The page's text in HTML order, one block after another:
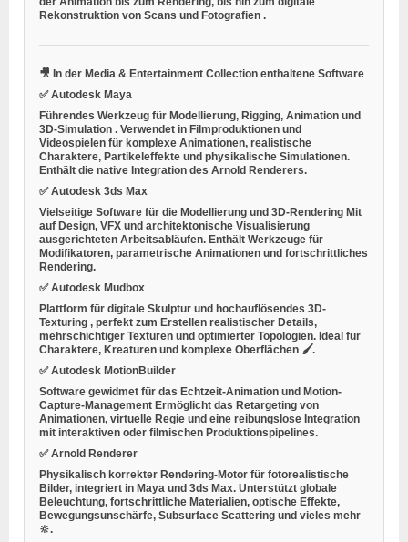
Rekonstruktion von Scans und Fotografien .
🎥 In der Media & Entertainment Collection enthaltene Software
✅Autodesk Maya
Führendes Werkzeug für Modellierung, Rigging, Animation und
3D-Simulation . Verwendet in Filmproduktionen und
Videospielen für komplexe Animationen, realistische
Charaktere, Partikeleffekte und physikalische Simulationen.
Enthält die native Integration des Arnold Renderers.
✅Autodesk 3ds Max
Vielseitige Software für die Modellierung und 3D-Rendering Mit
auf Design, VFX und architektonische Visualisierung
ausgerichteten Arbeitsabläufen. Enthält Werkzeuge für
Modifikatoren, parametrische Animationen und fortschrittliches
Rendering.
✅Autodesk Mudbox
Plattform für digitale Skulptur und hochauflösendes 3D-
Texturing , perfekt zum Erstellen realistischer Details,
mehrschichtiger Texturen und optimierter Topologien. Ideal für
Charaktere, Kreaturen und komplexe Oberflächen 🖌️.
✅Autodesk MotionBuilder
Software gewidmet für das Echtzeit-Animation und Motion-
Capture-Management Ermöglicht das Retargeting von
Animationen, virtuelle Regie und eine reibungslose Integration
mit interaktiven oder filmischen Produktionspipelines.
✅Arnold Renderer
Physikalisch korrekter Rendering-Motor für fotorealistische
Bilder, integriert in Maya und 3ds Max. Unterstützt globale
Beleuchtung, fortschrittliche Materialien, optische Effekte,
Bewegungsunschärfe, Subsurface Scattering und vieles mehr
🔆.